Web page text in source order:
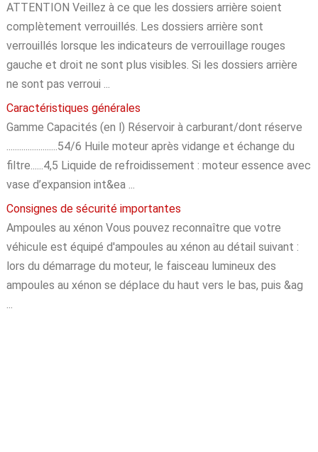
ATTENTION Veillez à ce que les dossiers arrière soient
complètement verrouillés. Les dossiers arrière sont
verrouillés lorsque les indicateurs de verrouillage rouges
gauche et droit ne sont plus visibles. Si les dossiers arrière
ne sont pas verroui ...
Caractéristiques générales
Gamme Capacités (en l) Réservoir à carburant/dont réserve
........................54/6 Huile moteur après vidange et échange du
filtre......4,5 Liquide de refroidissement : moteur essence avec
vase d’expansion int&ea ...
Consignes de sécurité importantes
Ampoules au xénon Vous pouvez reconnaître que votre
véhicule est équipé d'ampoules au xénon au détail suivant :
lors du démarrage du moteur, le faisceau lumineux des
ampoules au xénon se déplace du haut vers le bas, puis &ag
...